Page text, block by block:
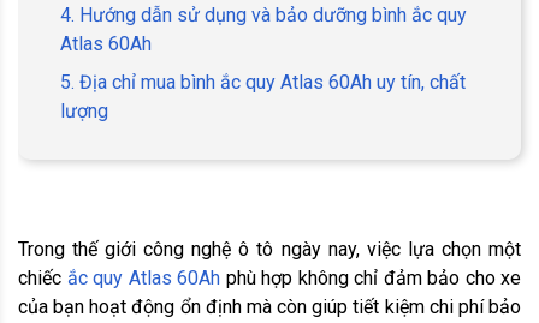
4. Hướng dẫn sử dụng và bảo dưỡng bình ắc quy
Atlas 60Ah
5. Địa chỉ mua bình ắc quy Atlas 60Ah uy tín, chất
lượng
Trong thế giới công nghệ ô tô ngày nay, việc lựa chọn một
chiếc ắc quy Atlas 60Ah phù hợp không chỉ đảm bảo cho xe
của bạn hoạt động ổn định mà còn giúp tiết kiệm chi phí bảo